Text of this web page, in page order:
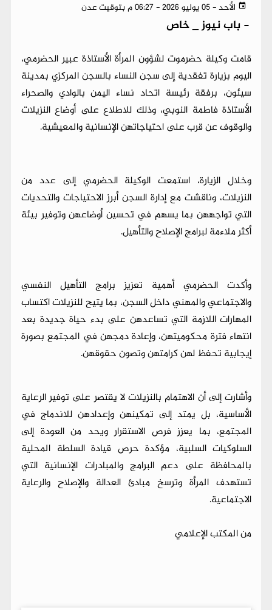
الأحد - 05 يوليو 2026 - 06:27 م بتوقيت عدن
- باب نيوز _ خاص
قامت وكيلة حضرموت لشؤون المرأة الأستاذة عبير الحضرمي،
اليوم بزيارة تفقدية إلى سجن النساء بالسجن المركزي بمدينة
سيئون، برفقة رئيسة اتحاد نساء اليمن بالوادي والصحراء
الأستاذة فاطمة النوبي، وذلك للاطلاع على أوضاع النزيلات
والوقوف عن قرب على احتياجاتهن الإنسانية والمعيشية.
وخلال الزيارة، استمعت الوكيلة الحضرمي إلى عدد من
النزيلات، وناقشت مع إدارة السجن أبرز الاحتياجات والتحديات
التي تواجههن بما يسهم في تحسين أوضاعهن وتوفير بيئة
أكثر ملاءمة لبرامج الإصلاح والتأهيل.
وأكدت الحضرمي أهمية تعزيز برامج التأهيل النفسي
والاجتماعي والمهني داخل السجن، بما يتيح للنزيلات اكتساب
المهارات اللازمة التي تساعدهن على بدء حياة جديدة بعد
انتهاء فترة محكوميتهن، وإعادة دمجهن في المجتمع بصورة
إيجابية تحفظ لهن كرامتهن وتصون حقوقهن.
وأشارت إلى أن الاهتمام بالنزيلات لا يقتصر على توفير الرعاية
الأساسية، بل يمتد إلى تمكينهن وإعدادهن للاندماج في
المجتمع، بما يعزز فرص الاستقرار ويحد من العودة إلى
السلوكيات السلبية، مؤكدة حرص قيادة السلطة المحلية
بالمحافظة على دعم البرامج والمبادرات الإنسانية التي
تستهدف المرأة وترسخ مبادئ العدالة والإصلاح والرعاية
الاجتماعية.
من المكتب الإعلامي